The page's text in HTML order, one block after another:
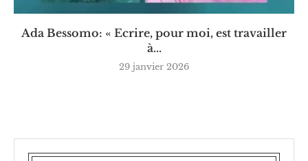
Ada Bessomo: « Ecrire, pour moi, est travailler
à...
29 janvier 2026